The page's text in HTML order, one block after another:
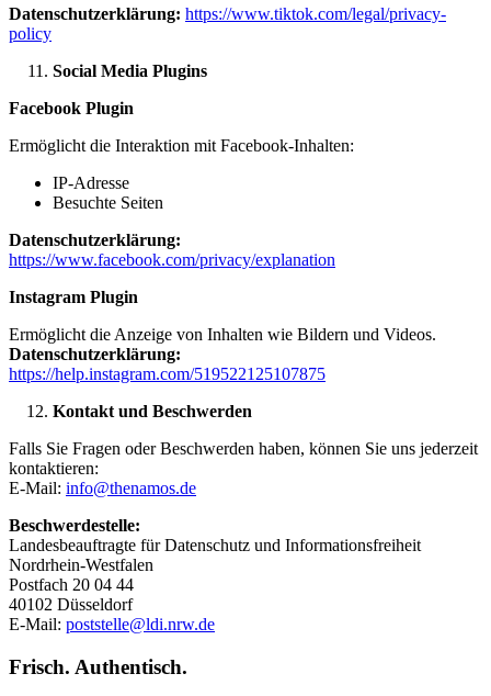
Datenschutzerklärung: https://www.tiktok.com/legal/privacy-
policy
Social Media Plugins
Facebook Plugin
Ermöglicht die Interaktion mit Facebook-Inhalten:
IP-Adresse
Besuchte Seiten
Datenschutzerklärung:
https://www.facebook.com/privacy/explanation
Instagram Plugin
Ermöglicht die Anzeige von Inhalten wie Bildern und Videos.
Datenschutzerklärung:
https://help.instagram.com/519522125107875
Kontakt und Beschwerden
Falls Sie Fragen oder Beschwerden haben, können Sie uns jederzeit
kontaktieren:
E-Mail: info@thenamos.de
Beschwerdestelle:
Landesbeauftragte für Datenschutz und Informationsfreiheit
Nordrhein-Westfalen
Postfach 20 04 44
40102 Düsseldorf
E-Mail: poststelle@ldi.nrw.de
Frisch. Authentisch.